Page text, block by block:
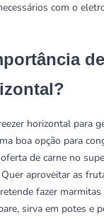
com o
horizontal para
boa opção para
de carne no
aproveitar as
fazer
sirva em potes e